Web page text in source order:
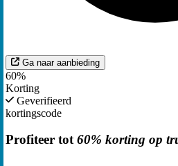
Ga naar aanbieding
60%
Korting
Geverifieerd
kortingscode
Profiteer tot60% korting op